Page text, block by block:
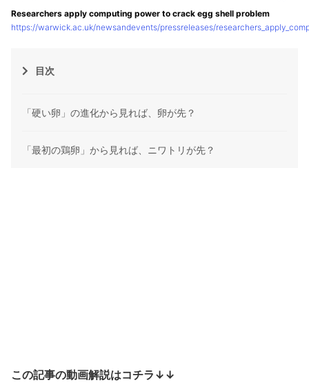
Researchers apply computing power to crack egg shell problem
https://warwick.ac.uk/newsandevents/pressreleases/
目次
「硬い卵」の進化から見れば、卵が先？
「最初の鶏卵」から見れば、ニワトリが先？
この記事の動画解説はコチラ↓↓